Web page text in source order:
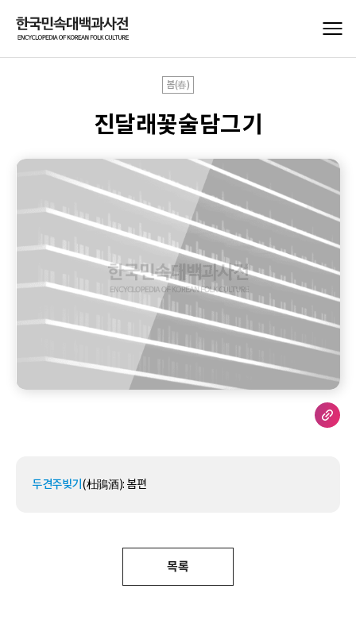
봄(春)
진달래꽃술담그기
두견주빚기 (杜鵑酒­): 봄편
목록